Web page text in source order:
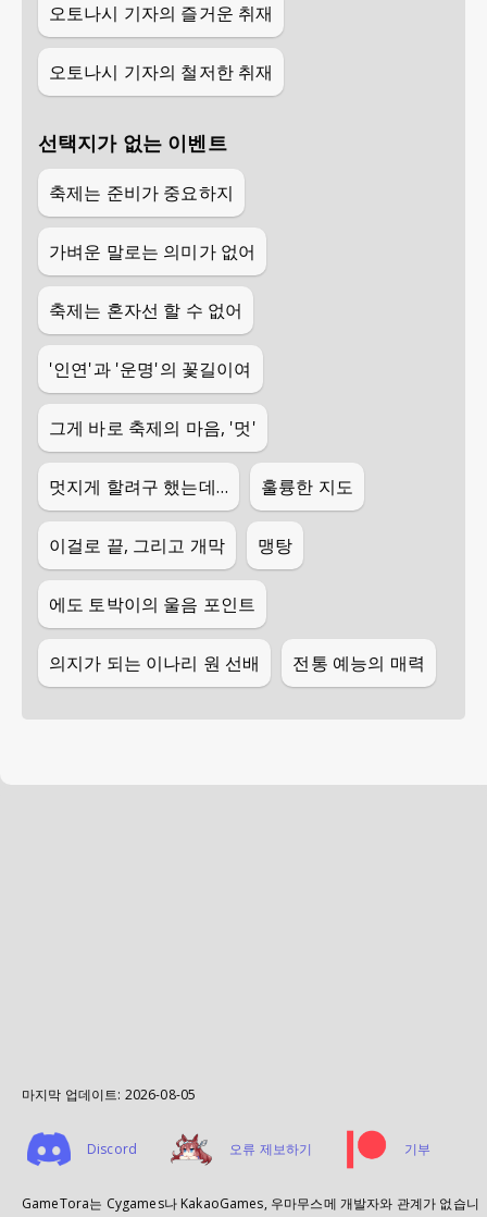
오토나시 기자의 즐거운 취재
오토나시 기자의 철저한 취재
선택지가 없는 이벤트
축제는 준비가 중요하지
가벼운 말로는 의미가 없어
축제는 혼자선 할 수 없어
'인연'과 '운명'의 꽃길이여
그게 바로 축제의 마음, '멋'
멋지게 할려구 했는데… 훌륭한 지도
이걸로 끝, 그리고 개막 맹탕
에도 토박이의 울음 포인트
의지가 되는 이나리 원 선배 전통 예능의 매력
마지막 업데이트: 2026-08-05
Discord 오류 제보하기 기부
GameTora는 Cygames나 KakaoGames, 우마무스메 개발자와 관계가 없습니